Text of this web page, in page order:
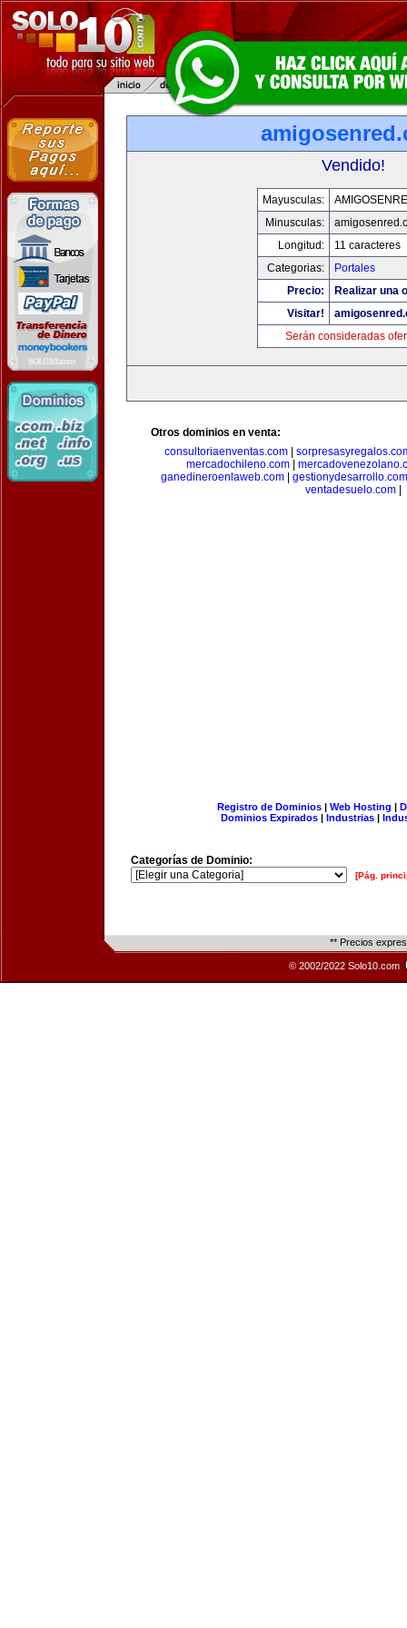
Vendido!
Mayusculas:
Minusculas:
Longitud:
11 caracteres
Categorias:
Portales
Precio:
Realizar una
Visitar!
Serán consideradas
Otros dominios en venta:
consultoriaenventas.com|
mercadochileno.com
ganedineroenlaweb.com
gestionydesarrollo.com
ventadesuelo.com
Registro de Dominios| Web Hosting |
Dominios Expirados | Industrias |
Categorías de Dominio:
[Pág.
** Precios
© 2002/2022 Solo10.com